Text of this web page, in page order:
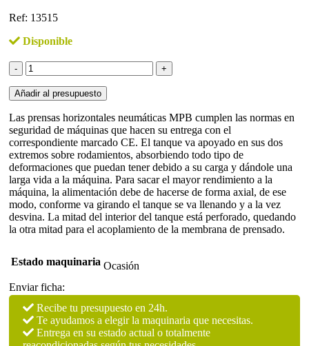
Ref: 13515
Disponible
Prensa
neumática
MPB
cantidad
Añadir al presupuesto
Las prensas horizontales neumáticas MPB cumplen las normas en
seguridad de máquinas que hacen su entrega con el
correspondiente marcado CE. El tanque va apoyado en sus dos
extremos sobre rodamientos, absorbiendo todo tipo de
deformaciones que puedan tener debido a su carga y dándole una
larga vida a la máquina. Para sacar el mayor rendimiento a la
máquina, la alimentación debe de hacerse de forma axial, de ese
modo, conforme va girando el tanque se va llenando y a la vez
desvina. La mitad del interior del tanque está perforado, quedando
la otra mitad para el acoplamiento de la membrana de prensado.
Estado maquinaria Ocasión
Enviar ficha:
Recibe tu presupuesto en 24h.
Te ayudamos a elegir la maquinaria que necesitas.
Entrega en su estado actual o totalmente